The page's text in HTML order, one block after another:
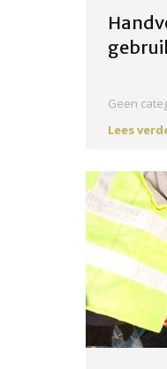
Geen
Lees